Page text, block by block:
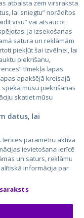
atbalsta zem virsraksta
lai sniegtu” norādītos
visu” vai atsaucot
Ja izsekošanas
satura un reklāmām
piekļūt šai izvēlnei, lai
piekrišanu,
tīmekļa lapas
apakšējā kreisajā
spēkā mūsu piekrišanas
skatiet mūsu
datus, lai
parametru aktīva
ievietošana ierīcē
un saturs, reklāmu
informācija par